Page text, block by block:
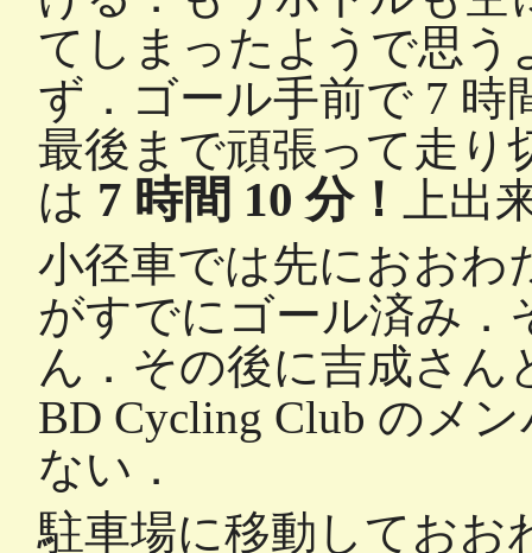
てしまったようで思
ず．ゴール手前で 7
最後まで頑張って走り
は 7 時間 10 分！
上出
小径車では先におおわ
がすでにゴール済み．
ん．その後に吉成さ
BD Cycling Club のメ
ない．
駐車場に移動しておお